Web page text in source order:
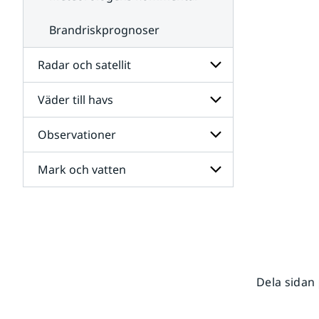
Brandriskprognoser
Radar och satellit
Undersidor
för
Radar
och
satellit
Väder till havs
Undersidor
för
Väder
till
havs
Observationer
Undersidor
för
Mark och vatten
Dela sidan